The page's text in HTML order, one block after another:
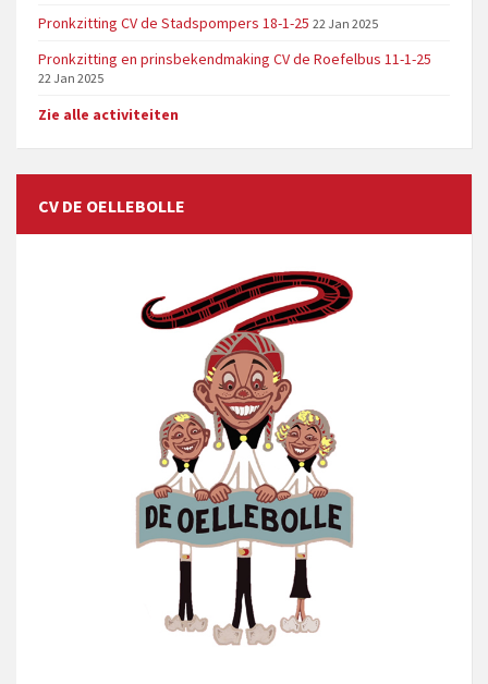
Pronkzitting CV de Stadspompers 18-1-25 22 Jan 2025
Pronkzitting en prinsbekendmaking CV de Roefelbus 11-1-25
22 Jan 2025
Zie alle activiteiten
CV DE OELLEBOLLE